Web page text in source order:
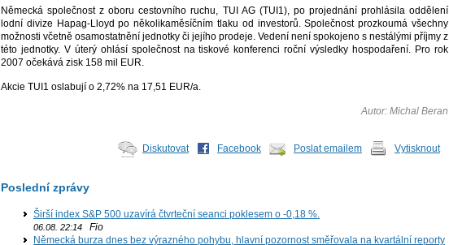
Německá společnost z oboru cestovního ruchu, TUI AG (TUI1), po projednání prohlásila oddělení
lodní divize Hapag-Lloyd po několikaměsíčním tlaku od investorů. Společnost prozkoumá všechny
možnosti včetně osamostatnění jednotky či jejího prodeje. Vedení není spokojeno s nestálými příjmy z
této jednotky. V úterý ohlásí společnost na tiskové konferenci roční výsledky hospodaření. Pro rok
2007 očekává zisk 158 mil EUR.
Akcie TUI1 oslabují o 2,72% na 17,51 EUR/a.
Autor: Michal Beran
Diskutovat Facebook Poslat emailem Vytisknout
Poslední zprávy
Širší index S&P 500 uzavírá čtvrteční seanci poklesem o -0,18 %.
06.08. 22:14 Fio
Německá burza dnes bez výrazného pohybu, hlavní pozornost směřovala na kvartální reporty